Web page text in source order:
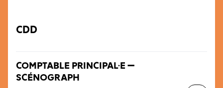
CDD
COMPTABLE PRINCIPAL·E —
SCÉNOGRAPH